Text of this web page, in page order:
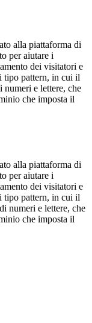
alla piattaforma di
per aiutare i
dei visitatori e
tipo pattern, in cui il
numeri e lettere, che
che imposta il
alla piattaforma di
per aiutare i
dei visitatori e
tipo pattern, in cui il
numeri e lettere, che
che imposta il